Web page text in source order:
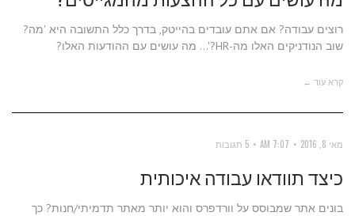
רוצים עבודה? אם אתם עובדים בהייטק, בדרך כלל התשובה היא 'מה?
שוב הנודניקים האלו מה-HR?'... מה עושים עם ההודעות האלו?
קרא עוד ←
מאי 8, 2016 7:07 AM 5 תגובות
כיצד תוודאו עבודה איכותית
בונים אתר שמבוסס על וורדפרס והוא יותר מאתר תדמיתי/חנות? כך